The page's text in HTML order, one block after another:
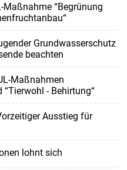
Maßnahme “Begrünung
Grundwasserschutz
beachten
Maßnahmen
- Behirtung“
Ausstieg für
lohnt sich